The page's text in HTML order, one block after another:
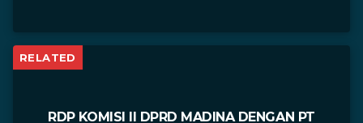
RELATED
RDP KOMISI II DPRD MADINA DENGAN PT